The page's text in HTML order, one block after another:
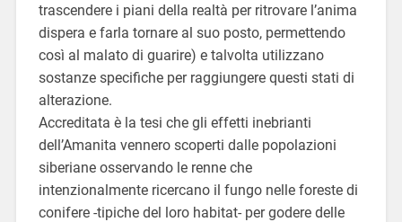
trascendere i piani della realtà per ritrovare l’anima
dispera e farla tornare al suo posto, permettendo
così al malato di guarire) e talvolta utilizzano
sostanze specifiche per raggiungere questi stati di
alterazione.
Accreditata è la tesi che gli effetti inebrianti
dell’Amanita vennero scoperti dalle popolazioni
siberiane osservando le renne che
intenzionalmente ricercano il fungo nelle foreste di
conifere -tipiche del loro habitat- per godere delle